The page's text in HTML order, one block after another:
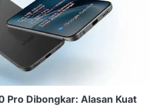
Pro Dibongkar: Alasan Kuat